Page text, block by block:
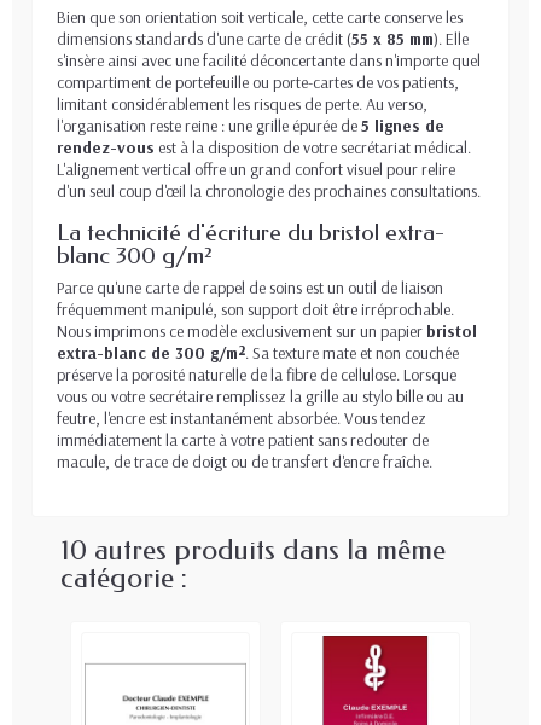
Bien que son orientation soit verticale, cette carte conserve les
dimensions standards d'une carte de crédit (55 x 85 mm). Elle
s'insère ainsi avec une facilité déconcertante dans n'importe quel
compartiment de portefeuille ou porte-cartes de vos patients,
limitant considérablement les risques de perte. Au verso,
l'organisation reste reine : une grille épurée de5 lignes de
rendez-vous est à la disposition de votre secrétariat médical.
L'alignement vertical offre un grand confort visuel pour relire
d'un seul coup d'œil la chronologie des prochaines consultations.
La technicité d'écriture du bristol extra-
blanc 300 g/m²
Parce qu'une carte de rappel de soins est un outil de liaison
fréquemment manipulé, son support doit être irréprochable.
Nous imprimons ce modèle exclusivement sur un papier bristol
extra-blanc de 300 g/m². Sa texture mate et non couchée
préserve la porosité naturelle de la fibre de cellulose. Lorsque
vous ou votre secrétaire remplissez la grille au stylo bille ou au
feutre, l'encre est instantanément absorbée. Vous tendez
immédiatement la carte à votre patient sans redouter de
macule, de trace de doigt ou de transfert d'encre fraîche.
10 autres produits dans la même
catégorie :